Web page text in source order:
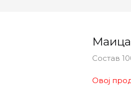
Маица
Состав
Овој